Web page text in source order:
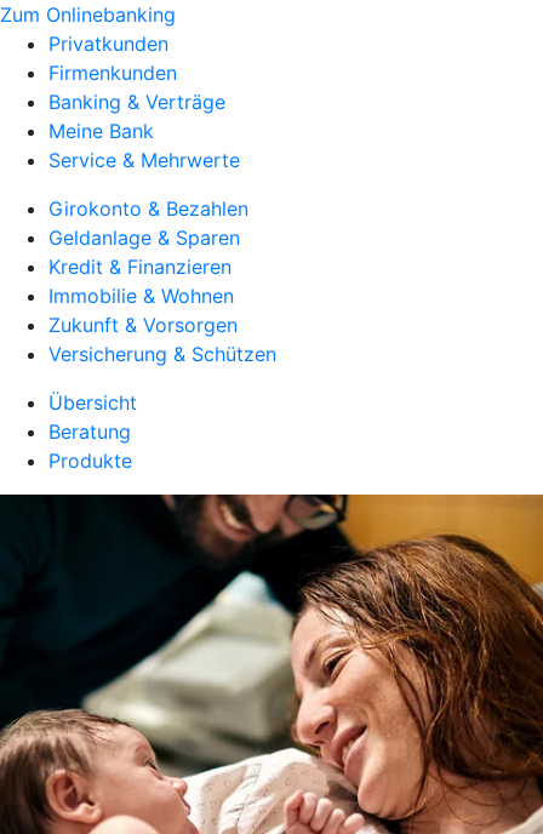
Zum Onlinebanking
Privatkunden
Firmenkunden
Banking & Verträge
Meine Bank
Service & Mehrwerte
Girokonto & Bezahlen
Geldanlage & Sparen
Kredit & Finanzieren
Immobilie & Wohnen
Zukunft & Vorsorgen
Versicherung & Schützen
Übersicht
Beratung
Produkte